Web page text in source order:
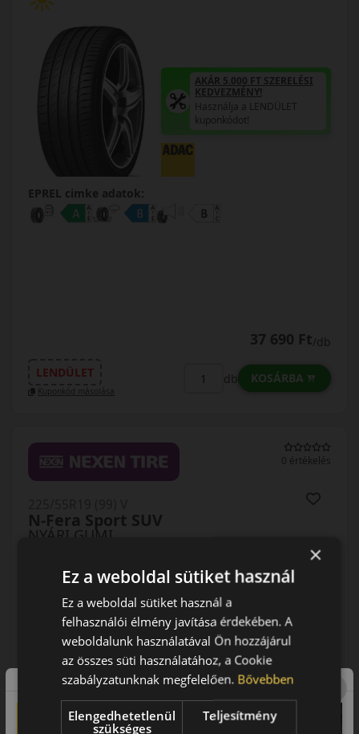
AKÁR 5.000 FT SZERELÉSI
KEDVEZMÉNY!
Használja a LENDÜLET
kuponkódot!
EPREL cimke adatok:
37 690 Ft/db
LENDÜLET
Kuponkód másolása
db KOSÁRBA
0 értékelés
NYÁRI GUMI
N-Fera Sport SUV
AKÁR 5.000 FT SZERELÉSI
KEDVEZMÉNY!
Használja a LENDÜLET
×
Ez a weboldal sütiket használ
Ez a weboldal sütiket használ a
felhasználói élmény javítása érdekében. A
weboldalunk használatával Ön hozzájárul
az összes süti használatához, a Cookie
szabályzatunknak megfelelően. Bővebben
Elengedhetetlenül
szükséges
Teljesítmény